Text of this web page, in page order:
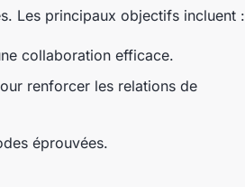
Les principaux objectifs incluent :
collaboration efficace.
renforcer les relations de
éprouvées.